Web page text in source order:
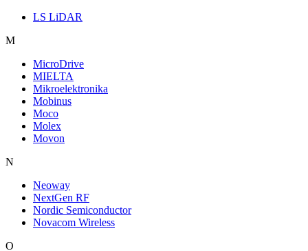
LS LiDAR
M
MicroDrive
MIELTA
Mikroelektronika
Mobinus
Moco
Molex
Movon
N
Neoway
NextGen RF
Nordic Semiconductor
Novacom Wireless
O